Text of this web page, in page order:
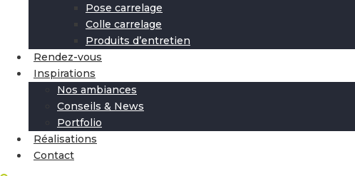
Pose carrelage
Colle carrelage
Produits d’entretien
Rendez-vous
Inspirations
Nos ambiances
Conseils & News
Portfolio
Réalisations
Contact